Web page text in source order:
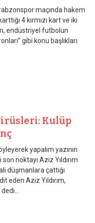
maçında hakem
4 kırmızı kart ve iki
endüstriyel futbolun
gibi konu başlıkları
Kulüp
yapalım yazının
noktayı Aziz Yıldırım
düşmanlara çattığı
eden Aziz Yıldırım,